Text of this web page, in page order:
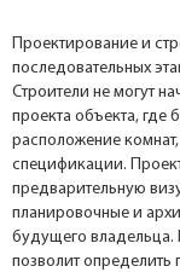
Проектирование и
последовательных
Строители не могут
проекта объекта, где
расположение
спецификации.
предварительную
планировочные и
будущего владельца.
позволит определить